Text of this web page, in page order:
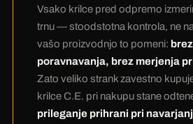
prihrani.
Nič predelav zaradi
pomeni: najdražje ure vaše
ostanejo vam. Pod črto je
ugodnejše.
Vsako krilce pred odpremo
trnu — stoodstotna kontrola, ne
vašo proizvodnjo to pomeni:
poravnavanja, brez merjenja
Zato veliko strank zavestno
krilce C.E. pri nakupu stane
prileganje prihrani pri